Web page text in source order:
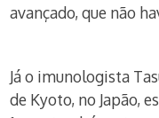
avançado, que não
Já o imunologista
de Kyoto, no Japão,